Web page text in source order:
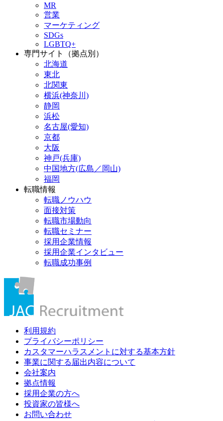
MR
営業
マーケティング
SDGs
LGBTQ+
専門サイト（拠点別）
北海道
東北
北関東
横浜(神奈川)
静岡
浜松
名古屋(愛知)
京都
大阪
神戸(兵庫)
中国地方(広島／岡山)
福岡
転職情報
転職ノウハウ
面接対策
転職市場動向
転職セミナー
採用企業情報
採用企業インタビュー
転職成功事例
利用規約
プライバシーポリシー
カスタマーハラスメントに対する基本方針
事業に関する届出内容について
会社案内
拠点情報
採用企業の方へ
投資家の皆様へ
お問い合わせ